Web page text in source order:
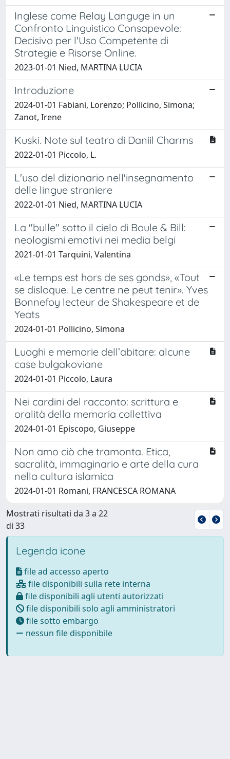
Inglese come Relay Languge in un
Confronto Linguistico Consapevole:
Decisivo per l'Uso Competente di
Strategie e Risorse Online.
2023-01-01 Nied, MARTINA LUCIA
Introduzione
2024-01-01 Fabiani, Lorenzo; Pollicino, Simona;
Zanot, Irene
Kuski. Note sul teatro di Daniil Charms
2022-01-01 Piccolo, L.
L'uso del dizionario nell'insegnamento
delle lingue straniere
2022-01-01 Nied, MARTINA LUCIA
La "bulle" sotto il cielo di Boule & Bill:
neologismi emotivi nei media belgi
2021-01-01 Tarquini, Valentina
«Le temps est hors de ses gonds», «Tout
se disloque. Le centre ne peut tenir». Yves
Bonnefoy lecteur de Shakespeare et de
Yeats
2024-01-01 Pollicino, Simona
Luoghi e memorie dell’abitare: alcune
case bulgakoviane
2024-01-01 Piccolo, Laura
Nei cardini del racconto: scrittura e
oralità della memoria collettiva
2024-01-01 Episcopo, Giuseppe
Non amo ciò che tramonta. Etica,
sacralità, immaginario e arte della cura
nella cultura islamica
2024-01-01 Romani, FRANCESCA ROMANA
Mostrati risultati da 3 a 22
di 33
Legenda icone
file ad accesso aperto
file disponibili sulla rete interna
file disponibili agli utenti autorizzati
file disponibili solo agli amministratori
file sotto embargo
nessun file disponibile